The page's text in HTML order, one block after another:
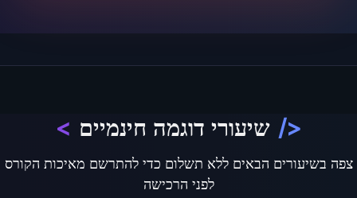
</ שיעורי דוגמה חינמיים >
צפה בשיעורים הבאים ללא תשלום כדי להתרשם מאיכות הקורס
לפני הרכישה